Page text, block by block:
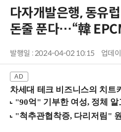
다자개발은행, 동유
돈줄 푼다…“韓
발행일 : 2024-04-02 10:15 업데
차세대 테크 비즈니스의 치트키, 양자컴퓨팅